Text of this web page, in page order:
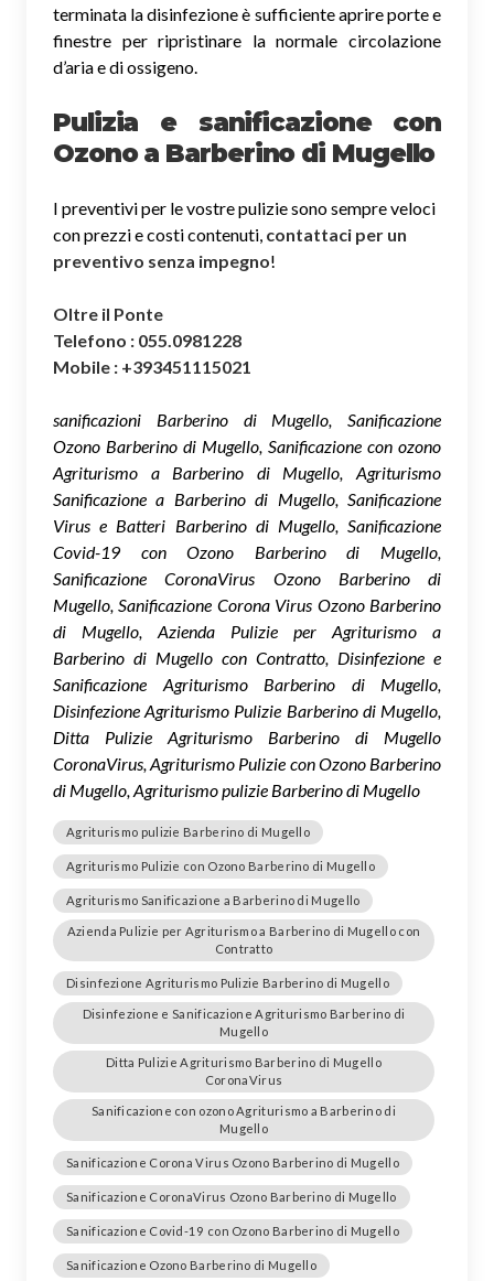
terminata la disinfezione è sufficiente aprire porte e
finestre per ripristinare la normale circolazione
d’aria e di ossigeno.
Pulizia e sanificazione con
Ozono a Barberino di Mugello
I preventivi per le vostre pulizie sono sempre veloci
con prezzi e costi contenuti, contattaci per un
preventivo senza impegno!
Oltre il Ponte
Telefono : 055.0981228
Mobile : +393451115021
sanificazioni Barberino di Mugello, Sanificazione
Ozono Barberino di Mugello, Sanificazione con ozono
Agriturismo a Barberino di Mugello, Agriturismo
Sanificazione a Barberino di Mugello, Sanificazione
Virus e Batteri Barberino di Mugello, Sanificazione
Covid-19 con Ozono Barberino di Mugello,
Sanificazione CoronaVirus Ozono Barberino di
Mugello, Sanificazione Corona Virus Ozono Barberino
di Mugello, Azienda Pulizie per Agriturismo a
Barberino di Mugello con Contratto, Disinfezione e
Sanificazione Agriturismo Barberino di Mugello,
Disinfezione Agriturismo Pulizie Barberino di Mugello,
Ditta Pulizie Agriturismo Barberino di Mugello
CoronaVirus, Agriturismo Pulizie con Ozono Barberino
di Mugello, Agriturismo pulizie Barberino di Mugello
Agriturismo pulizie Barberino di Mugello
Agriturismo Pulizie con Ozono Barberino di Mugello
Agriturismo Sanificazione a Barberino di Mugello
Azienda Pulizie per Agriturismo a Barberino di Mugello con
Contratto
Disinfezione Agriturismo Pulizie Barberino di Mugello
Disinfezione e Sanificazione Agriturismo Barberino di
Mugello
Ditta Pulizie Agriturismo Barberino di Mugello
CoronaVirus
Sanificazione con ozono Agriturismo a Barberino di
Mugello
Sanificazione Corona Virus Ozono Barberino di Mugello
Sanificazione CoronaVirus Ozono Barberino di Mugello
Sanificazione Covid-19 con Ozono Barberino di Mugello
Sanificazione Ozono Barberino di Mugello